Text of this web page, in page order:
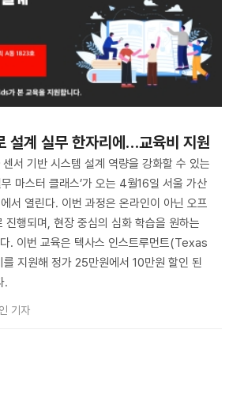
설계 실무 한자리에…교육비 지원
서 기반 시스템 설계 역량을 강화할 수 있는
마스터 클래스’가 오는 4월16일 서울 가산
서 열린다. 이번 과정은 온라인이 아닌 오프
진행되며, 현장 중심의 심화 학습을 원하는
. 이번 교육은 텍사스 인스트루먼트(Texas
지원해 정가 25만원에서 10만원 할인 된
.
기자